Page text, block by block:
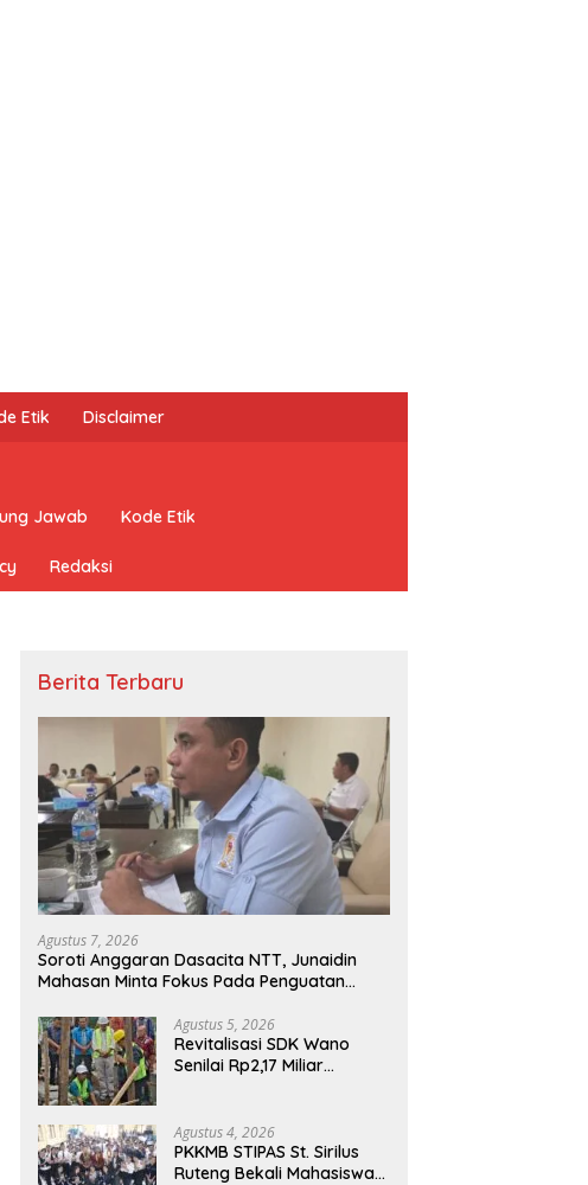
Etik Disclaimer
Jawab Kode Etik
Redaksi
Berita Terbaru
Agustus 7, 2026
Soroti Anggaran Dasacita NTT, Junaidin
Mahasan Minta Fokus Pada Penguatan
Agustus 5, 2026
Revitalisasi SDK Wano
Senilai Rp2,17 Miliar
Pendidikan di Manggarai
Timur
Agustus 4, 2026
PKKMB STIPAS St. Sirilus
Ruteng Bekali Mahasiswa